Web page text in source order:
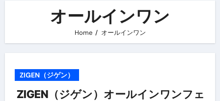
オールインワン
Home オールインワン
ZIGEN（ジゲン）
ZIGEN（ジゲン）オールインワンフェ